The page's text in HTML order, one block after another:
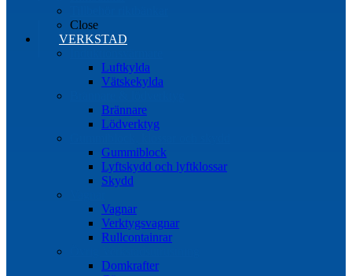
Close
VERKSTAD
Luftkylda
Vätskekylda
Brännare
Lödverktyg
Gummiblock
Lyftskydd och lyftklossar
Skydd
Vagnar
Verktygsvagnar
Rullcontainrar
Domkrafter